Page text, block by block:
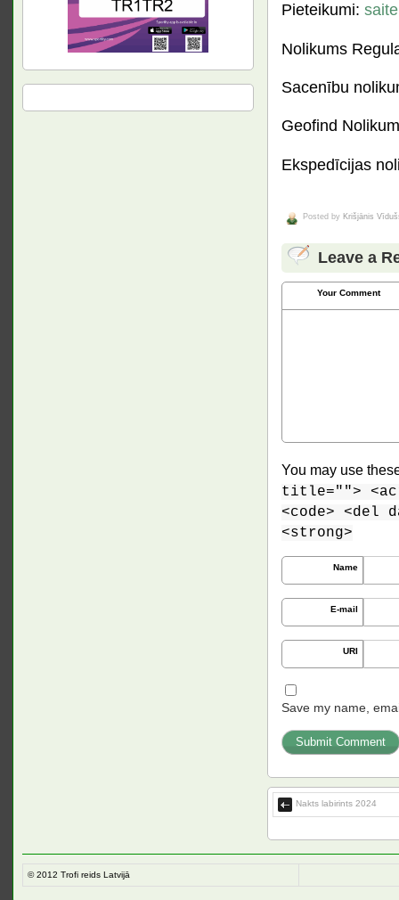
Pieteikumi: saite
Nolikums
Sacenību
Geofind
Ekspedīcijas
Posted by Krišjānis
Leave a
Your Comment
You may use
title="">
<code> <del
<strong>
Name
E-mail
URI
Save my name,
Nakts labirints 2024
© 2012 Trofi reids Latvijā